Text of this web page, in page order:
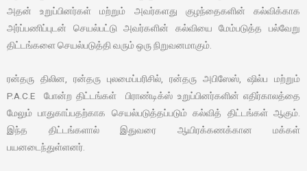
அதன் உறுப்பினர்கள் மற்றும் அவர்களது குழந்தைகளின் கல்விக்காக
அர்ப்பணிப்புடன் செயல்பட்டு அவர்களின் கல்வியை மேம்படுத்த பல்வேறு
திட்டங்களை செயல்படுத்தி வரும் ஒரு நிறுவனமாகும்.
ரன்தரு திலின, ரன்தரு புலமைப்பரிசில், ரன்தரு அபிஸேஸ், ஷில்ப மற்றும்
P.A.C.E போன்ற திட்டங்கள் பிராண்டிக்ஸ் உறுப்பினர்களின் எதிர்காலத்தை
மேலும் பாதுகாப்பதற்காக செயல்படுத்தப்படும் கல்வித் திட்டங்கள் ஆகும்.
இந்த திட்டங்களால் இதுவரை ஆயிரக்கணக்கான மக்கள்
பயனடைந்துள்ளனர்.